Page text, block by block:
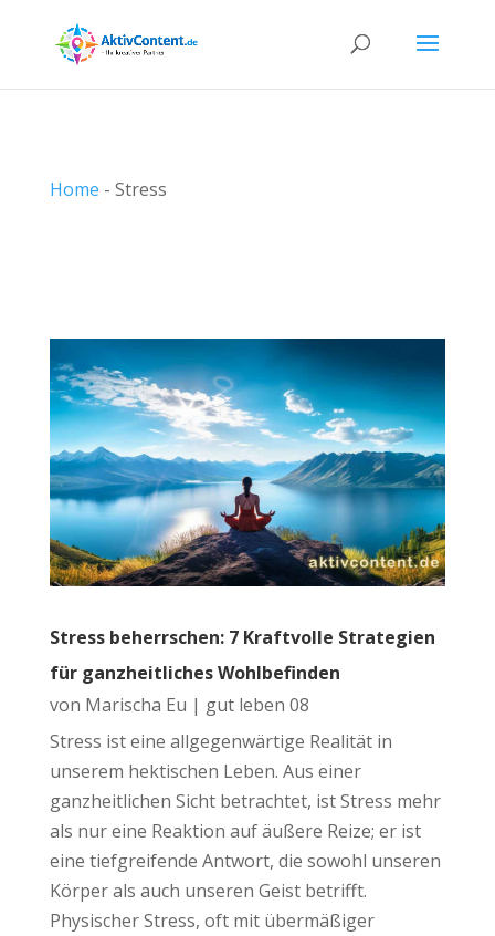
Home - Stress
Stress beherrschen: 7 Kraftvolle Strategien
für ganzheitliches Wohlbefinden
von Marischa Eu | gut leben 08
Stress ist eine allgegenwärtige Realität in
unserem hektischen Leben. Aus einer
ganzheitlichen Sicht betrachtet, ist Stress mehr
als nur eine Reaktion auf äußere Reize; er ist
eine tiefgreifende Antwort, die sowohl unseren
Körper als auch unseren Geist betrifft.
Physischer Stress, oft mit übermäßiger